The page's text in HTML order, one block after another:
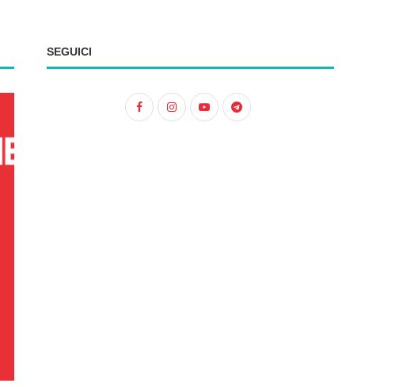
SEGUICI